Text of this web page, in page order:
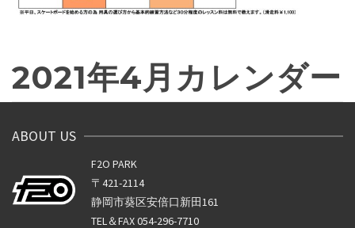
2021年4月カレンダー
ABOUT US
F2O PARK
〒421-2114
静岡市葵区安倍口新田161
TEL＆FAX 054-296-7710